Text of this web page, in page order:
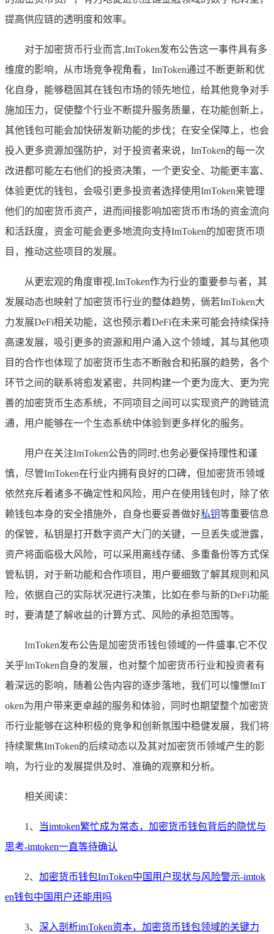
提高供应链的透明度和效率。
对于加密货币行业而言,ImToken发布公告这一事件具有多
维度的影响，从市场竞争视角看，ImToken通过不断更新和优
化自身，能够稳固其在钱包市场的领先地位，给其他竞争对手
施加压力，促使整个行业不断提升服务质量，在功能创新上，
其他钱包可能会加快研发新功能的步伐；在安全保障上，也会
投入更多资源加强防护，对于投资者来说，ImToken的每一次
改进都可能左右他们的投资决策，一个更安全、功能更丰富、
体验更优的钱包，会吸引更多投资者选择使用ImToken来管理
他们的加密货币资产，进而间接影响加密货币市场的资金流向
和活跃度，资金可能会更多地流向支持ImToken的加密货币项
目，推动这些项目的发展。
从更宏观的角度审视,ImToken作为行业的重要参与者，其
发展动态也映射了加密货币行业的整体趋势，倘若ImToken大
力发展DeFi相关功能，这也预示着DeFi在未来可能会持续保持
高速发展，吸引更多的资源和用户涌入这个领域，其与其他项
目的合作也体现了加密货币生态不断融合和拓展的趋势，各个
环节之间的联系将愈发紧密，共同构建一个更为庞大、更为完
善的加密货币生态系统，不同项目之间可以实现资产的跨链流
通，用户能够在一个生态系统中体验到更多样化的服务。
用户在关注ImToken公告的同时,也务必要保持理性和谨
慎，尽管ImToken在行业内拥有良好的口碑，但加密货币领域
依然充斥着诸多不确定性和风险，用户在使用钱包时，除了依
赖钱包本身的安全措施外，自身也要妥善做好私钥等重要信息
的保管，私钥是打开数字资产大门的关键，一旦丢失或泄露，
资产将面临极大风险，可以采用离线存储、多重备份等方式保
管私钥，对于新功能和合作项目，用户要细致了解其规则和风
险，依据自己的实际状况进行决策，比如在参与新的DeFi功能
时，要清楚了解收益的计算方式、风险的承担范围等。
ImToken发布公告是加密货币钱包领域的一件盛事,它不仅
关乎ImToken自身的发展，也对整个加密货币行业和投资者有
着深远的影响，随着公告内容的逐步落地，我们可以憧憬ImT
oken为用户带来更卓越的服务和体验，同时也期望整个加密货
币行业能够在这种积极的竞争和创新氛围中稳健发展，我们将
持续聚焦ImToken的后续动态以及其对加密货币领域产生的影
响，为行业的发展提供及时、准确的观察和分析。
相关阅读：
1、
当imtoken繁忙成为常态，加密货币钱包背后的隐忧与
思考-imtoken一直等待确认
2、 加密货币钱包ImToken中国用户现状与风险警示-imtok
en钱包中国用户还能用吗
3、 深入剖析imToken资本，加密货币钱包领域的关键力